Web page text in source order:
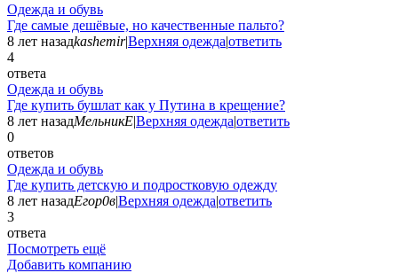
Одежда и обувь
Где самые дешёвые, но качественные пальто?
8 лет назадkashemir|Верхняя одежда|ответить
4
ответа
Одежда и обувь
Где купить бушлат как у Путина в крещение?
8 лет назадМельникЕ|Верхняя одежда|ответить
0
ответов
Одежда и обувь
Где купить детскую и подростковую одежду
8 лет назадЕгор0в|Верхняя одежда|ответить
3
ответа
Посмотреть ещё
Добавить компанию